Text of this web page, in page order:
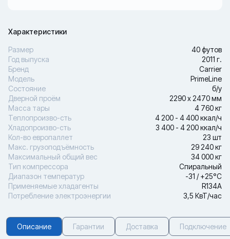
Характеристики
Размер
40 футов
Год выпуска
2011 г.
Бренд
Carrier
Модель
PrimeLine
Состояние
б/у
Дверной проём
2290 х 2470 мм
Масса тары
4 760 кг
Теплопроизво-сть
4 200 - 4 400 ккал/ч
Хладопроизво-сть
3 400 - 4 200 ккал/ч
Кол-во европаллет
23 шт
Макс. грузоподъёмность
29 240 кг
Максимальный общий вес
34 000 кг
Тип компрессора
Спиральный
Диапазон температур
-31 / +25°С
Применяемые хладагенты
R134A
Потребление электроэнергии
3,5 КвТ/час
Описание Гарантии Доставка Подключение